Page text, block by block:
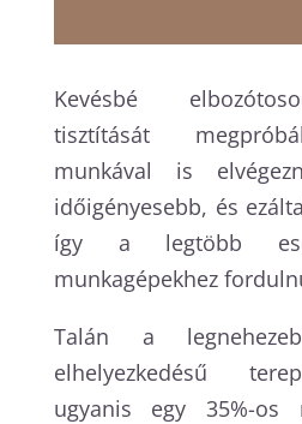
Kevésbé
tisztítását
munkával is
időigényesebb, és
így a legtöbb
munkagépekhez
Talán a
elhelyezkedésű
ugyanis egy 35%-os